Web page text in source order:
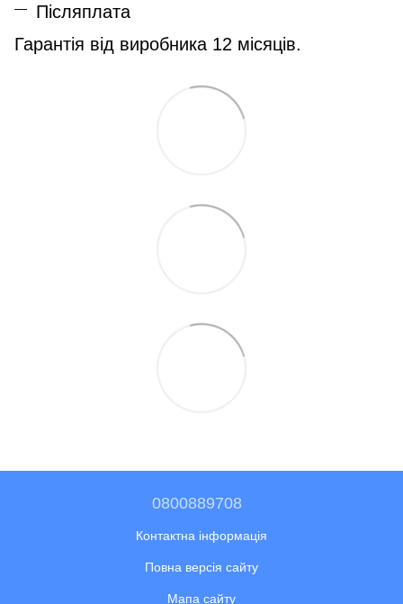
Післяплата
Гарантія від виробника 12 місяців.
0800889708
Контактна інформація
Повна версія сайту
Мапа сайту